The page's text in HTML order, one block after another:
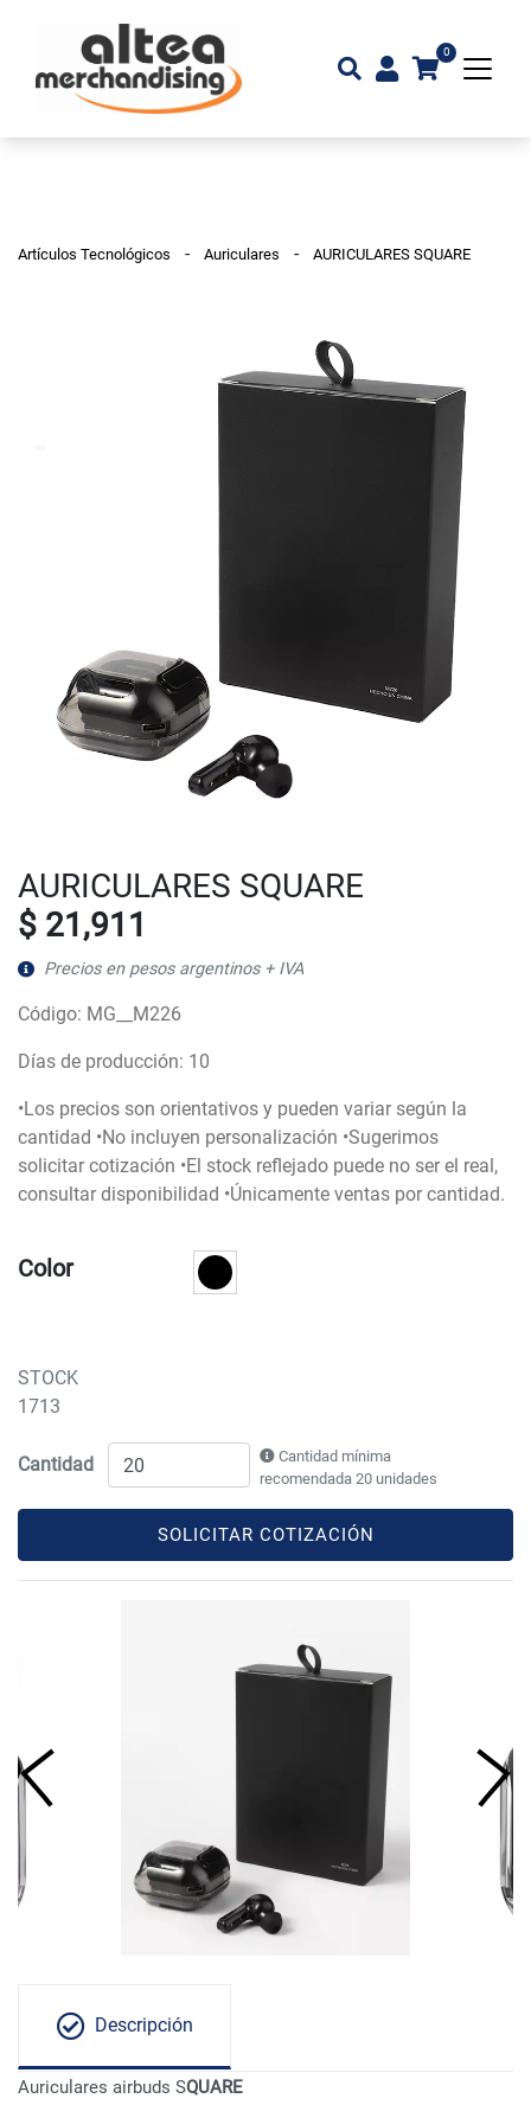
0
Artículos Tecnológicos - Auriculares - AURICULARES SQUARE
AURICULARES SQUARE
$ 21,911
Precios en pesos argentinos + IVA
Código: MG__M226
Días de producción: 10
•Los precios son orientativos y pueden variar según la
cantidad •No incluyen personalización •Sugerimos
solicitar cotización •El stock reflejado puede no ser el real,
consultar disponibilidad •Únicamente ventas por cantidad.
Color
STOCK
1713
Cantidad
Cantidad mínima
recomendada 20 unidades
SOLICITAR COTIZACIÓN
Descripción
Auriculares airbuds SQUARE